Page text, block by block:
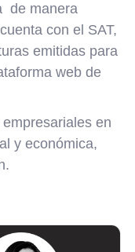
de manera
con el SAT,
emitidas para
web de
en
y económica,